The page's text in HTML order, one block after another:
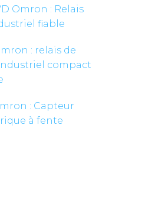
Omron : Relais
fiable
: relais de
compact
: Capteur
à fente